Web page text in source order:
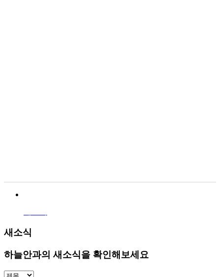
새소식
하늘안과의 새소식을 확인해보세요